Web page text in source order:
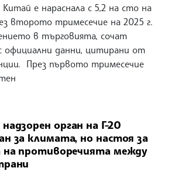
e нараснала с 5,2 на сто на
второто тримесечие на 2025 г.
в търговията, сочат
официални данни, цитирани от
През първото тримесечие
орган на Г-20
за климата, но настоя за
на противоречията между